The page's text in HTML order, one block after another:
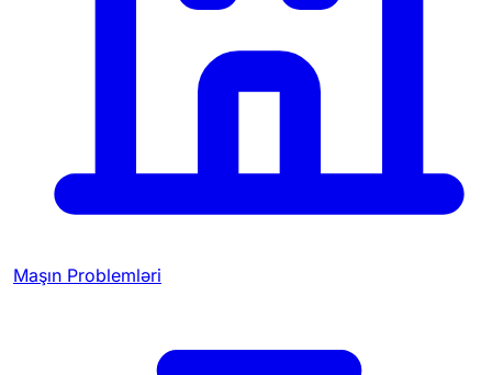
Maşın Problemləri